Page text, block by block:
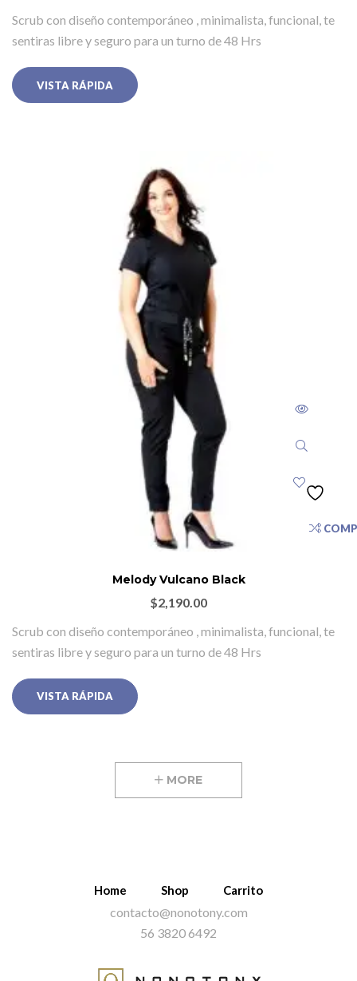
Scrub con diseño contemporáneo , minimalista, funcional, te
sentiras libre y seguro para un turno de 48 Hrs
VISTA RÁPIDA
Melody Vulcano Black
$2,190.00
Scrub con diseño contemporáneo , minimalista, funcional, te
sentiras libre y seguro para un turno de 48 Hrs
VISTA RÁPIDA
MORE
Home Shop Carrito
contacto@nonotony.com
56 3820 6492